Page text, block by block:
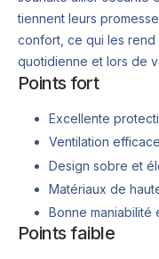
tiennent leurs
confort, ce qui les rend
quotidienne et lors de
Points fort
Excellente
Ventilation
Design sobre et
Matériaux de
Bonne maniabilité
Points faible